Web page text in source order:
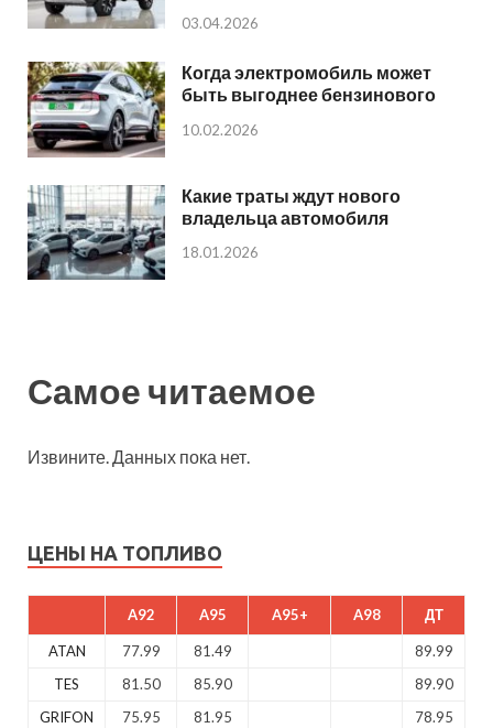
03.04.2026
Когда электромобиль может
быть выгоднее бензинового
10.02.2026
Какие траты ждут нового
владельца автомобиля
18.01.2026
Самое читаемое
Извините. Данных пока нет.
ЦЕНЫ НА ТОПЛИВО
A92 A95 A95+ A98 ДТ
ATAN 77.99 81.49
89.99
TES
81.50 85.90
89.90
GRIFON
75.95 81.95 78.95